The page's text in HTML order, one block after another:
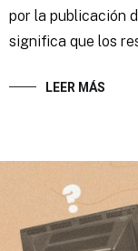
por la publicación
significa que los
LEER MÁS